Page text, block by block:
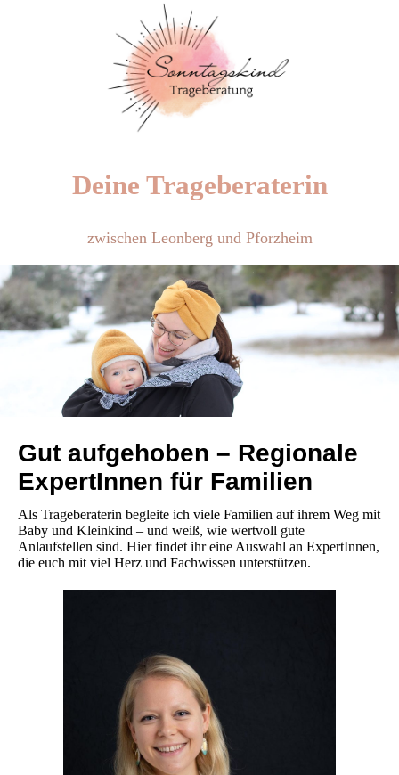
Deine Trageberaterin
zwischen Leonberg und Pforzheim
Gut aufgehoben – Regionale
ExpertInnen für Familien
Als Trageberaterin begleite ich viele Familien auf ihrem Weg mit
Baby und Kleinkind – und weiß, wie wertvoll gute
Anlaufstellen sind. Hier findet ihr eine Auswahl an ExpertInnen,
die euch mit viel Herz und Fachwissen unterstützen.